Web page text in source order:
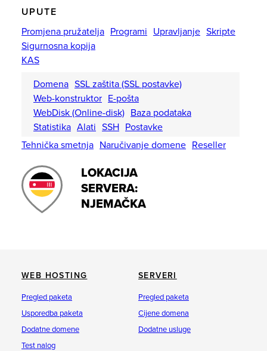
UPUTE
Promjena pružatelja Programi Upravljanje Skripte
Sigurnosna kopija
KAS
Domena SSL zaštita (SSL postavke)
Web-konstruktor E-pošta
WebDisk (Online-disk) Baza podataka
Statistika Alati SSH Postavke
Tehnička smetnja Naručivanje domene Reseller
LOKACIJA
SERVERA:
NJEMAČKA
WEB HOSTING
Pregled paketa
Usporedba paketa
Dodatne domene
Test nalog
SERVERI
Pregled paketa
Cijene domena
Dodatne usluge